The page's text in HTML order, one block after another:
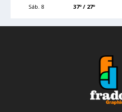
Sáb. 8 37º / 27º